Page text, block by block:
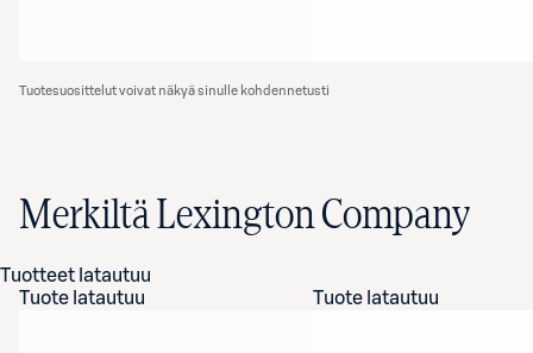
Tuotesuosittelut voivat näkyä sinulle kohdennetusti
Merkiltä Lexington Company
Tuotteet latautuu
Tuote latautuu
Tuote latautuu